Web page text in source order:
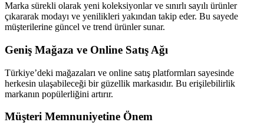
Marka sürekli olarak yeni koleksiyonlar ve sınırlı sayılı ürünler
çıkararak modayı ve yenilikleri yakından takip eder. Bu sayede
müşterilerine güncel ve trend ürünler sunar.
Geniş Mağaza ve Online Satış Ağı
Türkiye’deki mağazaları ve online satış platformları sayesinde
herkesin ulaşabileceği bir güzellik markasıdır. Bu erişilebilirlik
markanın popülerliğini artırır.
Müşteri Memnuniyetine Önem